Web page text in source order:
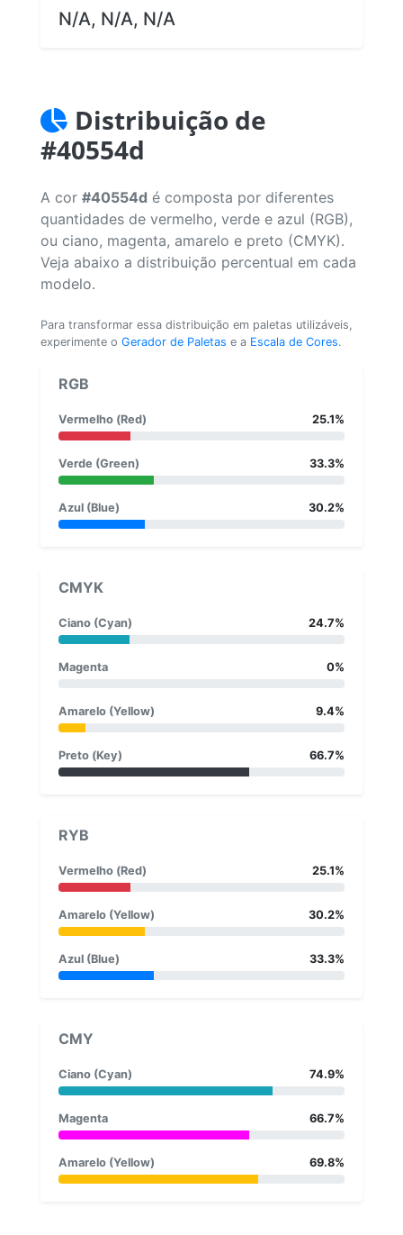
N/A, N/A, N/A
Distribuição de
#40554d
A cor #40554d é composta por diferentes
quantidades de vermelho, verde e azul (RGB),
ou ciano, magenta, amarelo e preto (CMYK).
Veja abaixo a distribuição percentual em cada
modelo.
Para transformar essa distribuição em paletas utilizáveis,
experimente o Gerador de Paletas e a Escala de Cores.
RGB
Vermelho (Red) 25.1%
Verde (Green) 33.3%
Azul (Blue) 30.2%
CMYK
Ciano (Cyan) 24.7%
Magenta 0%
Amarelo (Yellow) 9.4%
Preto (Key) 66.7%
RYB
Vermelho (Red) 25.1%
Amarelo (Yellow) 30.2%
Azul (Blue) 33.3%
CMY
Ciano (Cyan) 74.9%
Magenta 66.7%
Amarelo (Yellow) 69.8%